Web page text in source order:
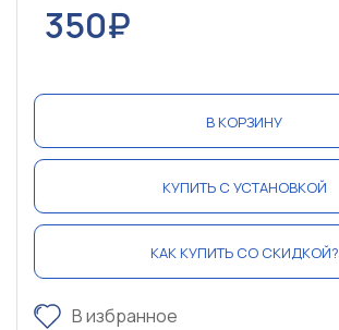
350₽
В КОРЗИНУ
КУПИТЬ С УСТАНОВКОЙ
КАК КУПИТЬ СО СКИДКОЙ?
В избранное